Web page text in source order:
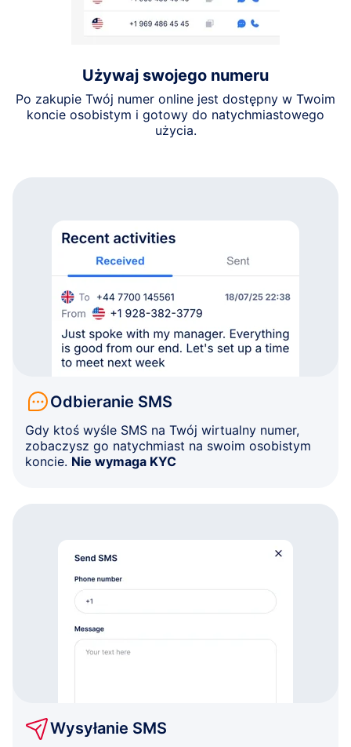
Używaj swojego numeru
Po zakupie Twój numer online jest dostępny w Twoim
koncie osobistym i gotowy do natychmiastowego
użycia.
Odbieranie SMS
Gdy ktoś wyśle SMS na Twój wirtualny numer,
zobaczysz go natychmiast na swoim osobistym
koncie. Nie wymaga KYC
Wysyłanie SMS